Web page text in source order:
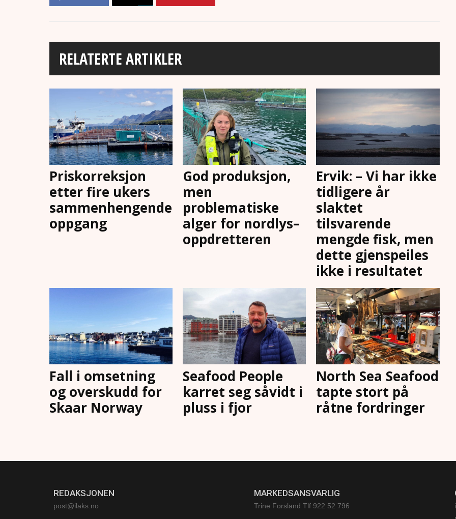
RELATERTE ARTIKLER
Priskorreksjon
etter fire ukers
sammenhengende
oppgang
God produksjon,
men
problematiske
alger for nordlys–
oppdretteren
Ervik: – Vi har ikke
tidligere år
slaktet
tilsvarende
mengde fisk, men
dette gjenspeiles
ikke i resultatet
Fall i omsetning
og overskudd for
Skaar Norway
Seafood People
karret seg såvidt i
pluss i fjor
North Sea Seafood
tapte stort på
råtne fordringer
REDAKSJONEN
post@ilaks.no
MARKEDSANSVARLIG
Trine Forsland Tlf 922 52 796